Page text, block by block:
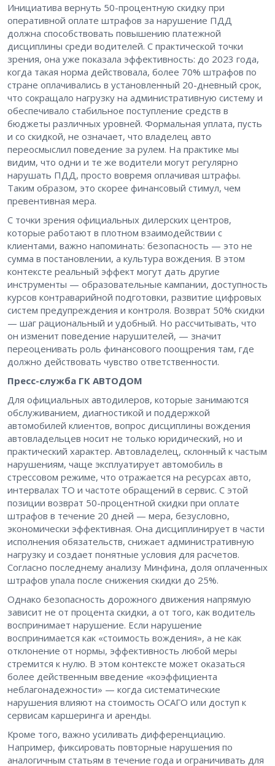
Инициатива вернуть 50-процентную скидку при
оперативной оплате штрафов за нарушение ПДД
должна способствовать повышению платежной
дисциплины среди водителей. С практической точки
зрения, она уже показала эффективность: до 2023 года,
когда такая норма действовала, более 70% штрафов по
стране оплачивались в установленный 20-дневный срок,
что сокращало нагрузку на административную систему и
обеспечивало стабильное поступление средств в
бюджеты различных уровней. Формальная уплата, пусть
и со скидкой, не означает, что владелец авто
переосмыслил поведение за рулем. На практике мы
видим, что одни и те же водители могут регулярно
нарушать ПДД, просто вовремя оплачивая штрафы.
Таким образом, это скорее финансовый стимул, чем
превентивная мера.
С точки зрения официальных дилерских центров,
которые работают в плотном взаимодействии с
клиентами, важно напоминать: безопасность — это не
сумма в постановлении, а культура вождения. В этом
контексте реальный эффект могут дать другие
инструменты — образовательные кампании, доступность
курсов контраварийной подготовки, развитие цифровых
систем предупреждения и контроля. Возврат 50% скидки
— шаг рациональный и удобный. Но рассчитывать, что
он изменит поведение нарушителей, — значит
переоценивать роль финансового поощрения там, где
должно действовать чувство ответственности.
Пресс-служба ГК АВТОДОМ
Для официальных автодилеров, которые занимаются
обслуживанием, диагностикой и поддержкой
автомобилей клиентов, вопрос дисциплины вождения
автовладельцев носит не только юридический, но и
практический характер. Автовладелец, склонный к частым
нарушениям, чаще эксплуатирует автомобиль в
стрессовом режиме, что отражается на ресурсах авто,
интервалах ТО и частоте обращений в сервис. С этой
позиции возврат 50-процентной скидки при оплате
штрафов в течение 20 дней — мера, безусловно,
экономически эффективная. Она дисциплинирует в части
исполнения обязательств, снижает административную
нагрузку и создает понятные условия для расчетов.
Согласно последнему анализу Минфина, доля оплаченных
штрафов упала после снижения скидки до 25%.
Однако безопасность дорожного движения напрямую
зависит не от процента скидки, а от того, как водитель
воспринимает нарушение. Если нарушение
воспринимается как «стоимость вождения», а не как
отклонение от нормы, эффективность любой меры
стремится к нулю. В этом контексте может оказаться
более действенным введение «коэффициента
неблагонадежности» — когда систематические
нарушения влияют на стоимость ОСАГО или доступ к
сервисам каршеринга и аренды.
Кроме того, важно усиливать дифференциацию.
Например, фиксировать повторные нарушения по
аналогичным статьям в течение года и ограничивать для